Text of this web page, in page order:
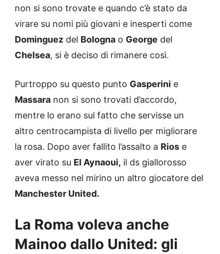
non si sono trovate e quando c’è stato da
virare su nomi più giovani e inesperti come
Dominguez del Bologna o George del
Chelsea, si è deciso di rimanere così.
Purtroppo su questo punto Gasperini e
Massara non si sono trovati d’accordo,
mentre lo erano sul fatto che servisse un
altro centrocampista di livello per migliorare
la rosa. Dopo aver fallito l’assalto a Rios e
aver virato su El Aynaoui, il ds giallorosso
aveva messo nel mirino un altro giocatore del
Manchester United.
La Roma voleva anche
Mainoo dallo United: gli